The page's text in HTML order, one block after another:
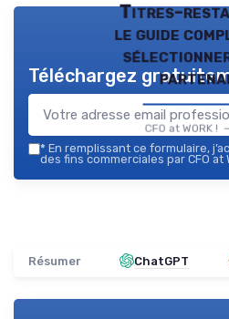
Titres-
le guide
CFO at WORK !
Téléchargez
* En remplissant ce formulaire,
des fins commerciales par CFO at
Résumer ChatGPT